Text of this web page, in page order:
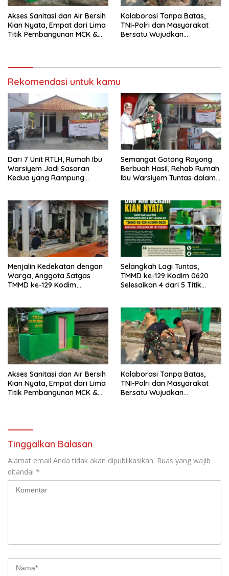
Akses Sanitasi dan Air Bersih
Kian Nyata, Empat dari Lima
Titik Pembangunan MCK &
Kolaborasi Tanpa Batas,
TNI-Polri dan Masyarakat
Bersatu Wujudkan
Rekomendasi untuk kamu
Dari 7 Unit RTLH, Rumah Ibu
Warsiyem Jadi Sasaran
Kedua yang Rampung
Cirebon
Semangat Gotong Royong
Berbuah Hasil, Rehab Rumah
Ibu Warsiyem Tuntas dalam
Cirebon
Menjalin Kedekatan dengan
Warga, Anggota Satgas
TMMD ke-129 Kodim
Sinergi dan Kebersamaan
Selangkah Lagi Tuntas,
TMMD ke-129 Kodim 0620
Selesaikan 4 dari 5 Titik
Masyarakat
Akses Sanitasi dan Air Bersih
Kian Nyata, Empat dari Lima
Titik Pembangunan MCK &
Kolaborasi Tanpa Batas,
TNI-Polri dan Masyarakat
Bersatu Wujudkan
Tinggalkan Balasan
Alamat email Anda tidak akan dipublikasikan. Ruas yang wajib
ditandai *